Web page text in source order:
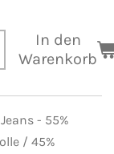
In den
Warenkorb
- 55%
/ 45%